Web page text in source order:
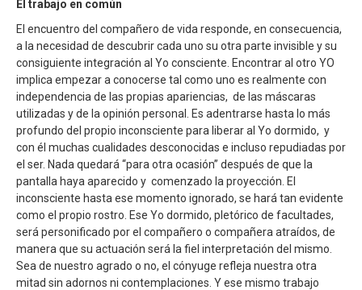
El trabajo en común
El encuentro del compañero de vida responde, en consecuencia,
a la necesidad de descubrir cada uno su otra parte invisible y su
consiguiente integración al Yo consciente. Encontrar al otro YO
implica empezar a conocerse tal como uno es realmente con
independencia de las propias apariencias, de las máscaras
utilizadas y de la opinión personal. Es adentrarse hasta lo más
profundo del propio inconsciente para liberar al Yo dormido, y
con él muchas cualidades desconocidas e incluso repudiadas por
el ser. Nada quedará “para otra ocasión” después de que la
pantalla haya aparecido y comenzado la proyección. El
inconsciente hasta ese momento ignorado, se hará tan evidente
como el propio rostro. Ese Yo dormido, pletórico de facultades,
será personificado por el compañero o compañera atraídos, de
manera que su actuación será la fiel interpretación del mismo.
Sea de nuestro agrado o no, el cónyuge refleja nuestra otra
mitad sin adornos ni contemplaciones. Y ese mismo trabajo